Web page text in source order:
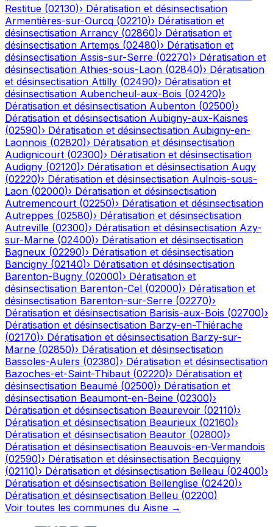
Restitue (02130)› Dératisation et désinsectisation
Armentières-sur-Ourcq (02210)› Dératisation et
désinsectisation Arrancy (02860)› Dératisation et
désinsectisation Artemps (02480)› Dératisation et
désinsectisation Assis-sur-Serre (02270)› Dératisation et
désinsectisation Athies-sous-Laon (02840)› Dératisation
et désinsectisation Attilly (02490)› Dératisation et
désinsectisation Aubencheul-aux-Bois (02420)›
Dératisation et désinsectisation Aubenton (02500)›
Dératisation et désinsectisation Aubigny-aux-Kaisnes
(02590)› Dératisation et désinsectisation Aubigny-en-
Laonnois (02820)› Dératisation et désinsectisation
Audignicourt (02300)› Dératisation et désinsectisation
Audigny (02120)› Dératisation et désinsectisation Augy
(02220)› Dératisation et désinsectisation Aulnois-sous-
Laon (02000)› Dératisation et désinsectisation
Autremencourt (02250)› Dératisation et désinsectisation
Autreppes (02580)› Dératisation et désinsectisation
Autreville (02300)› Dératisation et désinsectisation Azy-
sur-Marne (02400)› Dératisation et désinsectisation
Bagneux (02290)› Dératisation et désinsectisation
Bancigny (02140)› Dératisation et désinsectisation
Barenton-Bugny (02000)› Dératisation et
désinsectisation Barenton-Cel (02000)› Dératisation et
désinsectisation Barenton-sur-Serre (02270)›
Dératisation et désinsectisation Barisis-aux-Bois (02700)›
Dératisation et désinsectisation Barzy-en-Thiérache
(02170)› Dératisation et désinsectisation Barzy-sur-
Marne (02850)› Dératisation et désinsectisation
Bassoles-Aulers (02380)› Dératisation et désinsectisation
Bazoches-et-Saint-Thibaut (02220)› Dératisation et
désinsectisation Beaumé (02500)› Dératisation et
désinsectisation Beaumont-en-Beine (02300)›
Dératisation et désinsectisation Beaurevoir (02110)›
Dératisation et désinsectisation Beaurieux (02160)›
Dératisation et désinsectisation Beautor (02800)›
Dératisation et désinsectisation Beauvois-en-Vermandois
(02590)› Dératisation et désinsectisation Becquigny
(02110)› Dératisation et désinsectisation Belleau (02400)›
Dératisation et désinsectisation Bellenglise (02420)›
Dératisation et désinsectisation Belleu (02200)
Voir toutes les communes du Aisne →